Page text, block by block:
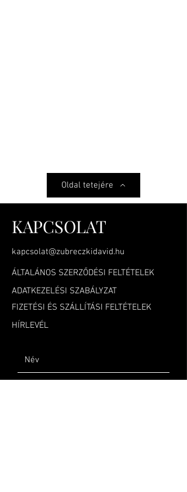
Oldal tetejére
KAPCSOLAT
kapcsolat@zubreczkidavid.hu
ÁLTALÁNOS SZERZŐDÉSI FELTÉTELEK
ADATKEZELÉSI SZABÁLYZAT
FIZETÉSI ÉS SZÁLLÍTÁSI FELTÉTELEK
HÍRLEVÉL